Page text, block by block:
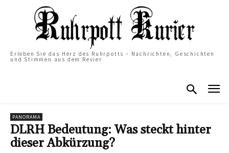
Erleben Sie das Herz des Ruhrpotts – Nachrichten, Geschichten
und Stimmen aus dem Revier
PANORAMA
DLRH Bedeutung: Was steckt hinter
dieser Abkürzung?